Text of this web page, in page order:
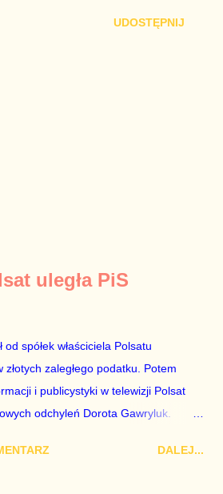
UDOSTĘPNIJ
uległa PiS
spółek właściciela Polsatu
zaległego podatku. Potem
i publicystyki w telewizji Polsat
odchyleń Dorota Gawryluk.
żona agenta SB, który jest obecnie
DALEJ...